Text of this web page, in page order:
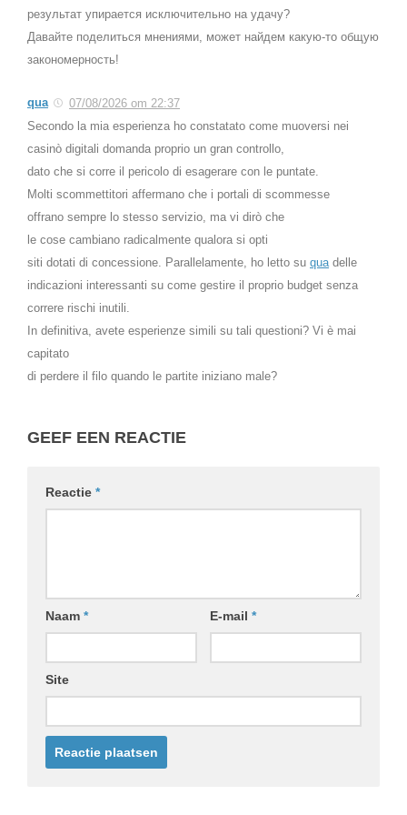
результат упирается исключительно на удачу?
Давайте поделиться мнениями, может найдем какую-то общую
закономерность!
qua
07/08/2026 om 22:37
Secondo la mia esperienza ho constatato come muoversi nei
casinò digitali domanda proprio un gran controllo,
dato che si corre il pericolo di esagerare con le puntate.
Molti scommettitori affermano che i portali di scommesse
offrano sempre lo stesso servizio, ma vi dirò che
le cose cambiano radicalmente qualora si opti
siti dotati di concessione. Parallelamente, ho letto su quadelle
indicazioni interessanti su come gestire il proprio budget senza
correre rischi inutili.
In definitiva, avete esperienze simili su tali questioni? Vi è mai
capitato
di perdere il filo quando le partite iniziano male?
GEEF EEN REACTIE
Reactie *
Naam * E-mail *
Site